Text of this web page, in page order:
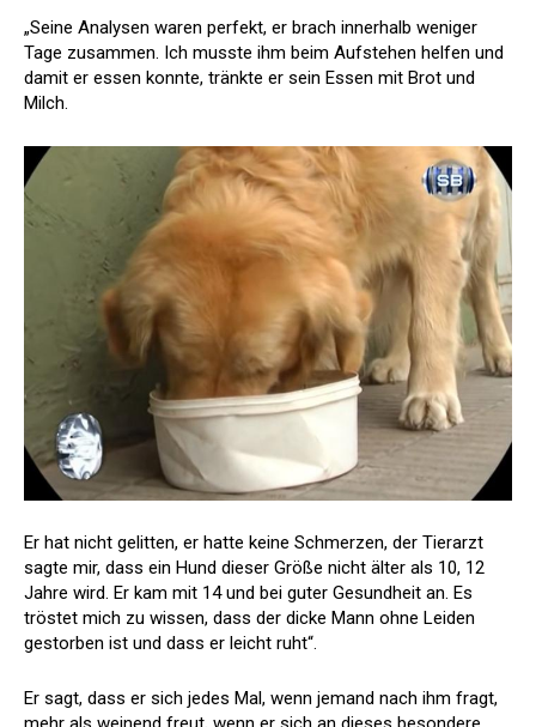
„Seine Analysen waren perfekt, er brach innerhalb weniger
Tage zusammen. Ich musste ihm beim Aufstehen helfen und
damit er essen konnte, tränkte er sein Essen mit Brot und
Milch.
Er hat nicht gelitten, er hatte keine Schmerzen, der Tierarzt
sagte mir, dass ein Hund dieser Größe nicht älter als 10, 12
Jahre wird. Er kam mit 14 und bei guter Gesundheit an. Es
tröstet mich zu wissen, dass der dicke Mann ohne Leiden
gestorben ist und dass er leicht ruht“.
Er sagt, dass er sich jedes Mal, wenn jemand nach ihm fragt,